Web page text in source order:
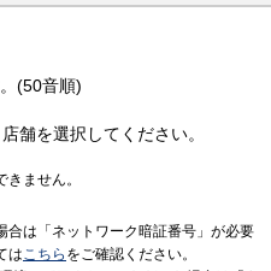
(50音順)
舗を選択してください。
ません。
合は「ネットワーク暗証番号」が必要
はこちら をご確認ください。